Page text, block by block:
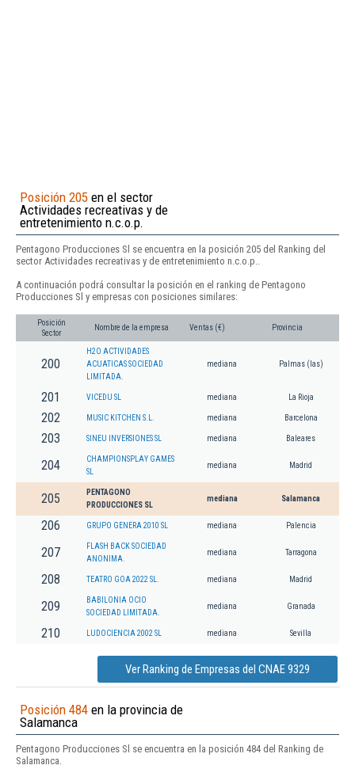
Posición 205 en el sector
Actividades recreativas y de
entretenimiento n.c.o.p.
Pentagono Producciones Sl se encuentra en la posición 205 del Ranking del
sector Actividades recreativas y de entretenimiento n.c.o.p..
A continuación podrá consultar la posición en el ranking de Pentagono
Producciones Sl y empresas con posiciones similares:
Posición
Sector
Nombre de la empresa Ventas (€) Provincia
200
H2O ACTIVIDADES
ACUATICAS SOCIEDAD
LIMITADA.
mediana Palmas (las)
201 VICEDU SL mediana La Rioja
202 MUSIC KITCHEN S.L. mediana Barcelona
203 SINEU INVERSIONES SL mediana Baleares
204
CHAMPIONSPLAY GAMES
SL
mediana Madrid
205
PENTAGONO
PRODUCCIONES SL
mediana Salamanca
206 GRUPO GENERA 2010 SL mediana Palencia
207
FLASH BACK SOCIEDAD
ANONIMA.
mediana Tarragona
208 TEATRO GOA 2022 SL. mediana Madrid
209
BABILONIA OCIO
SOCIEDAD LIMITADA.
mediana Granada
210 LUDOCIENCIA 2002 SL mediana Sevilla
Ver Ranking de Empresas del CNAE 9329
Posición 484 en la provincia de
Salamanca
Pentagono Producciones Sl se encuentra en la posición 484 del Ranking de
Salamanca.